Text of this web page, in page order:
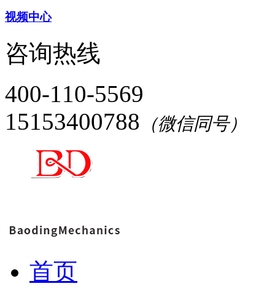
视频中心
咨询热线
400-110-5569
15153400788 （微信同号）
首页